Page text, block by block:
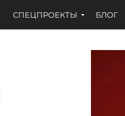
СПЕЦПРОЕКТЫ БЛОГ